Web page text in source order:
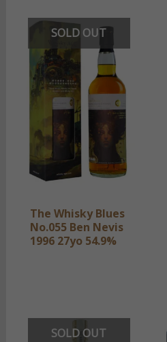
SOLD OUT
The Whisky Blues
No.055 Ben Nevis
1996 27yo 54.9%
SOLD OUT